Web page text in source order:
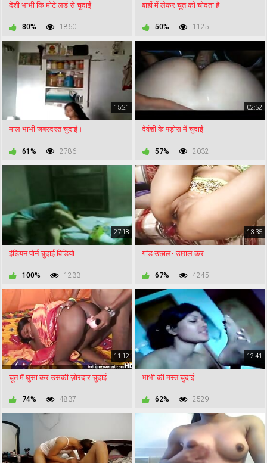
देशी भाभी कि मोटे लडं से चुदाई
80% 1860
बाहों में लेकर चूत को चोदता है
50% 1125
15:21
माल भाभी जबरदस्त चुदाई।
61% 2786
02:52
देवंशी के पड़ोस में चुदाई
57% 2032
27:18
इंडियन पोर्न चुदाई विडियो
100% 1233
13:35
गांड उछाल- उछाल कर
67% 4245
11:12
चूत में घुसा कर उसकी ज़ोरदार चुदाई
74% 4837
12:41
भाभी की मस्त चुदाई
62% 2529